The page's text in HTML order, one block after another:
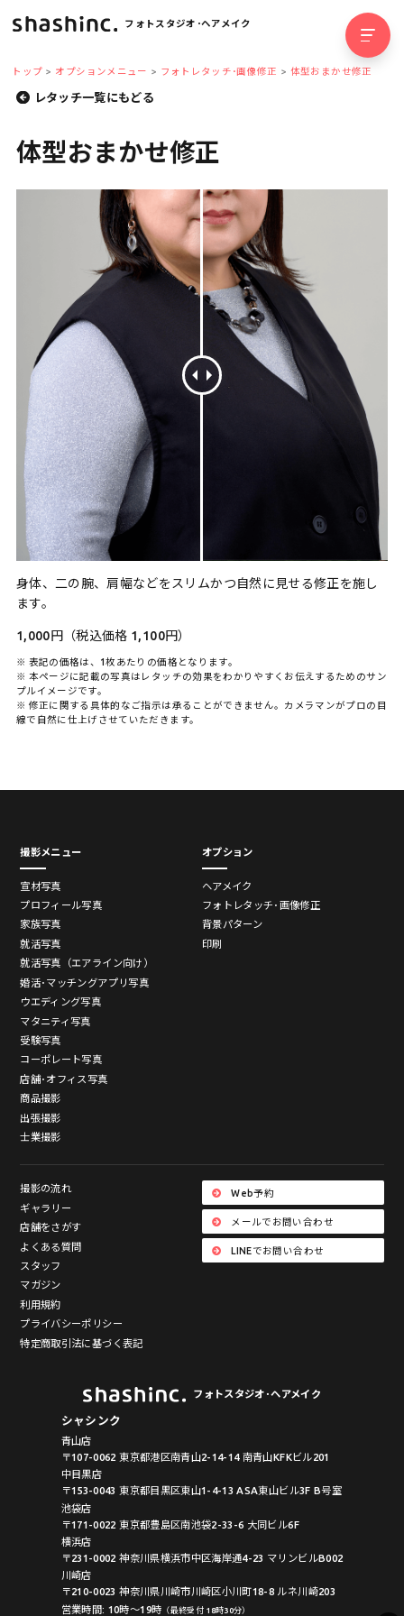
フォトスタジオ･ヘアメイク
トップ オプションメニュー フォトレタッチ･画像修正 体型おまかせ修正
レタッチ一覧にもどる
体型おまかせ修正
身体、二の腕、肩幅などをスリムかつ自然に見せる修正を施し
ます。
1,000円（税込価格 1,100円）
※ 表記の価格は、1枚あたりの価格となります。
※ 本ページに記載の写真はレタッチの効果をわかりやすくお伝えするためのサン
プルイメージです。
※ 修正に関する具体的なご指示は承ることができません。カメラマンがプロの目
線で自然に仕上げさせていただきます。
撮影メニュー
宣材写真
プロフィール写真
家族写真
就活写真
就活写真（エアライン向け）
婚活･マッチングアプリ写真
ウエディング写真
マタニティ写真
受験写真
コーポレート写真
店舗･オフィス写真
商品撮影
出張撮影
士業撮影
オプション
ヘアメイク
フォトレタッチ･画像修正
背景パターン
印刷
撮影の流れ
ギャラリー
店舗をさがす
よくある質問
スタッフ
マガジン
利用規約
プライバシーポリシー
特定商取引法に基づく表記
Web予約
メールでお問い合わせ
LINEでお問い合わせ
フォトスタジオ･ヘアメイク
シャシンク
青山店
〒107-0062 東京都港区南青山2-14-14 南青山KFKビル201
中目黒店
〒153-0043 東京都目黒区東山1-4-13 ASA東山ビル3F B号室
池袋店
〒171-0022 東京都豊島区南池袋2-33-6 大同ビル6F
横浜店
〒231-0002 神奈川県横浜市中区海岸通4-23 マリンビルB002
川崎店
〒210-0023 神奈川県川崎市川崎区小川町18-8 ルネ川崎203
営業時間: 10時〜19時 （最終受付 18時30分）